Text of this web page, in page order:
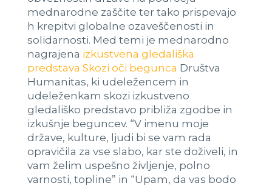
mednarodne zaščite ter tako prispevajo
h krepitvi globalne ozaveščenosti in
solidarnosti. Med temi je mednarodno
nagrajena izkustvena gledališka
predstava Skozi oči begunca Društva
Humanitas, ki udeležencem in
udeleženkam skozi izkustveno
gledališko predstavo približa zgodbe in
izkušnje beguncev. “V imenu moje
države, kulture, ljudi bi se vam rada
opravičila za vse slabo, kar ste doživeli, in
vam želim uspešno življenje, polno
varnosti, topline” in “Upam, da vas bodo